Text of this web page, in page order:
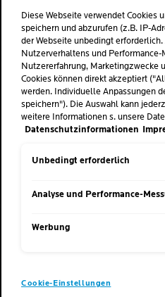
| 10 Januar 2025
wird umgangssprachlich
raue Stellen bilden. Das
die konkreten Ursachen
GENAU?
Diese Webseite verwendet Cookies
speichern und abzurufen (z.B. IP-
der Webseite unbedingt
Nutzerverhaltens und
Nutzererfahrung, Marketingzwecke
Cookies können direkt akzeptiert
werden. Individuelle Anpassungen
speichern"). Die Auswahl kann
weitere Informationen s. unsere
Datenschutzinformationen
Unbedingt erforderlich
Analyse und Performance-
Werbung
Cookie-Einstellungen